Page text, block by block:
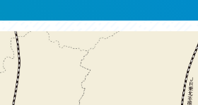
おすすめスポット
おすすめグルメ
ライドプラン
サイクリストにやさしい宿
レンタサイクル